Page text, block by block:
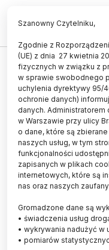
ŻYCIE
Wiemy
ANNA ŚLĄZAK
11.03.2021
aktualizacja:
4 minuty czytania
Szanowny Czytelniku,
Zgodnie z
(UE) z dnia 27 kwietnia
fizycznych w związku z
w sprawie swobodnego
uchylenia dyrektywy 95/
ochronie danych)
danych. Administratorem
w Warszawie przy ulicy
o dane, które są
naszych usług, w tym
funkcjonalności
zapisanych w plikach
internetowych, które są
nas oraz naszych
Gromadzone dane są
• świadczenia usług
• wykrywania nadużyć w
• pomiarów